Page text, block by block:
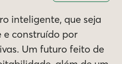
inteligente, que seja
e construído por
Um futuro feito de